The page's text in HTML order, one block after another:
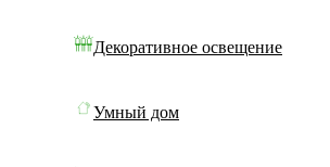
Декоративное освещение
Умный дом